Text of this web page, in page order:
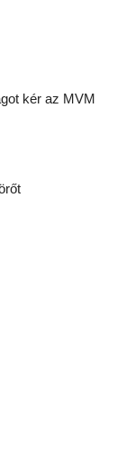
kér az MVM